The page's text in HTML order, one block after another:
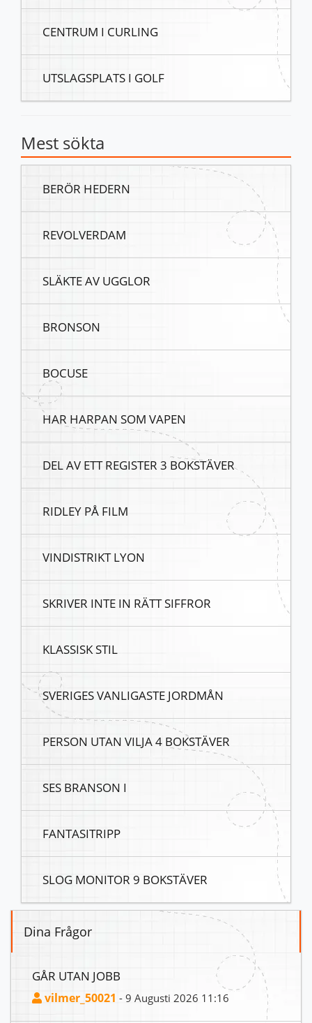
CENTRUM I CURLING
UTSLAGSPLATS I GOLF
Mest sökta
BERÖR HEDERN
REVOLVERDAM
SLÄKTE AV UGGLOR
BRONSON
BOCUSE
HAR HARPAN SOM VAPEN
DEL AV ETT REGISTER 3 BOKSTÄVER
RIDLEY PÅ FILM
VINDISTRIKT LYON
SKRIVER INTE IN RÄTT SIFFROR
KLASSISK STIL
SVERIGES VANLIGASTE JORDMÅN
PERSON UTAN VILJA 4 BOKSTÄVER
SES BRANSON I
FANTASITRIPP
SLOG MONITOR 9 BOKSTÄVER
Dina Frågor
GÅR UTAN JOBB
vilmer_50021 - 9 Augusti 2026 11:16